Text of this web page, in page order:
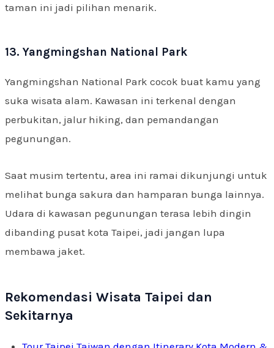
taman ini jadi pilihan menarik.
13. Yangmingshan National Park
Yangmingshan National Park cocok buat kamu yang
suka wisata alam. Kawasan ini terkenal dengan
perbukitan, jalur hiking, dan pemandangan
pegunungan.
Saat musim tertentu, area ini ramai dikunjungi untuk
melihat bunga sakura dan hamparan bunga lainnya.
Udara di kawasan pegunungan terasa lebih dingin
dibanding pusat kota Taipei, jadi jangan lupa
membawa jaket.
Rekomendasi Wisata Taipei dan
Sekitarnya